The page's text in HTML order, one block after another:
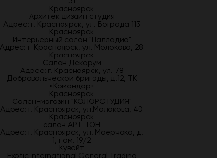
Красноярск
Архитек дизайн студия
Адрес: г. Красноярск, ул. Бограда 113
Красноярск
Интерьерный салон "Палладио"
Адрес: г. Красноярск, ул. Молокова, 28
Красноярск
Салон Декорум
Адрес: г. Красноярск, ул. 78
Добровольческой бригады, д.12, ТК
«Командор»
Красноярск
Салон-магазин "КОЛОРСТУДИЯ"
Адрес: г. Красноярск, ул.Молокова, 40
Красноярск
салон АРТ-ТОН
Адрес: г. Красноярск, ул. Маерчака, д.
1, пом. 19/2
Кувейт
Exotic International General Trading